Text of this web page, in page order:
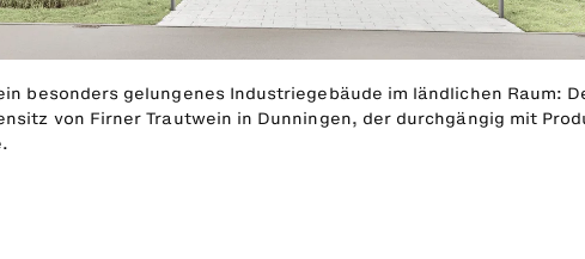
besonders gelungenes Industriegebäude im ländlichen Raum:
von Firner Trautwein in Dunningen, der durchgängig mit